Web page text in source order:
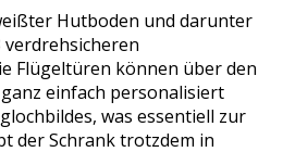
Hutboden und darunter
Flügeltüren können über den
einfach personalisiert
was essentiell zur
der Schrank trotzdem in